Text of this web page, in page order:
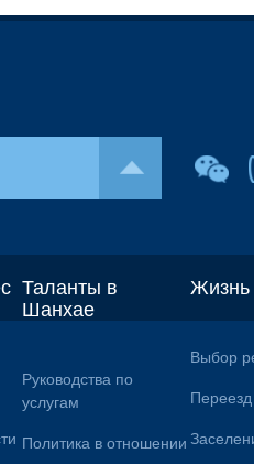
Таланты в
Шанхае
Руководства по
услугам
Политика в отношении
Выбор
Переезд